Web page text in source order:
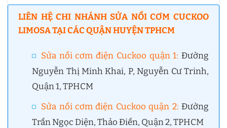
LIÊN HỆ CHI NHÁNH SỬA NỒI CƠM CUCKOO
LIMOSA TẠI CÁC QUẬN HUYỆN TPHCM
Sửa nồi cơm điện Cuckoo quận 1: Đường
Nguyễn Thị Minh Khai, P, Nguyễn Cư Trinh,
Quận 1, TPHCM
Sửa nồi cơm điện Cuckoo quận 2: Đường
Trần Ngọc Diện, Thảo Điền, Quận 2, TPHCM